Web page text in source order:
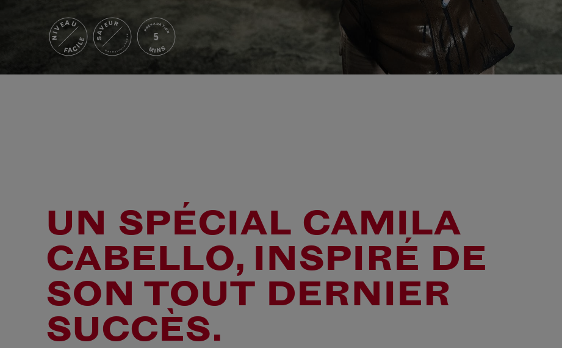
NIVEAU
FACILE
SAVEUR
RAFRAÎCHISSANTE
PRÉPARATION
5
MINS
UN SPÉCIAL CAMILA
CABELLO, INSPIRÉ DE
SON TOUT DERNIER
SUCCÈS.